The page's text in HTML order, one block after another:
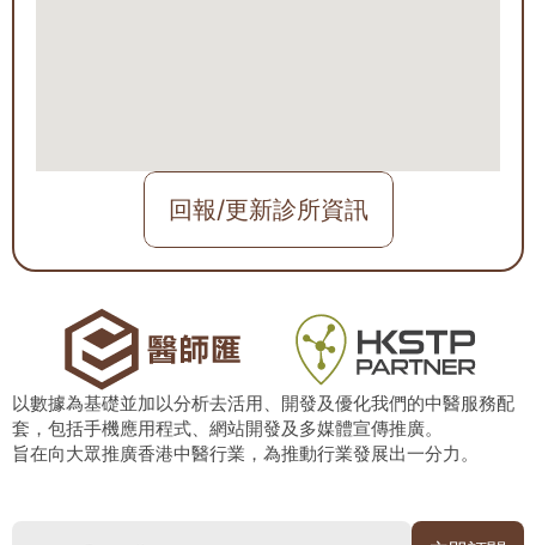
回報/更新診所資訊
以數據為基礎並加以分析去活用、開發及優化我們的中醫服務配
套，包括手機應用程式、網站開發及多媒體宣傳推廣。
旨在向大眾推廣香港中醫行業，為推動行業發展出一分力。